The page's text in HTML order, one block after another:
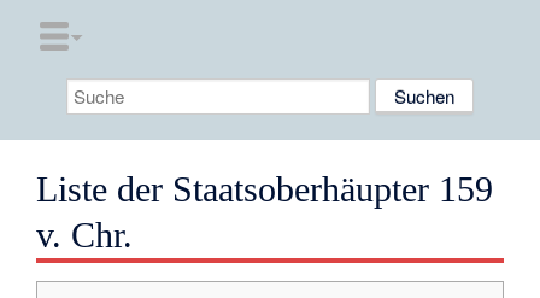
Liste der Staatsoberhäupter 159
v. Chr.